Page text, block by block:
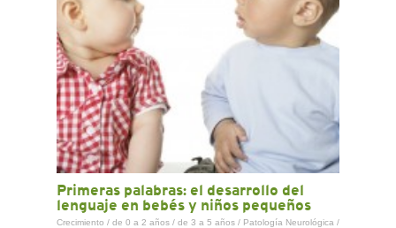
Primeras palabras: el desarrollo del
lenguaje en bebés y niños pequeños
Crecimiento / de 0 a 2 años / de 3 a 5 años / Patología Neurológica /